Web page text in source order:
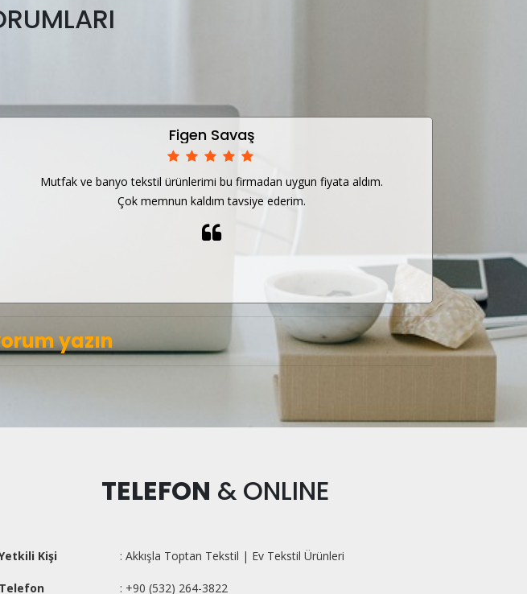
Figen Savaş
Mutfak ve banyo tekstil ürünlerimi bu firmadan uygun fiyata aldım.
Çok memnun kaldım tavsiye ederim.
yazın
TELEFON &ONLINE
Kişi : Akkışla Toptan Tekstil | Ev Tekstil Ürünleri
Telefon : +90 (532) 264-3822